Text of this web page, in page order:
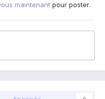
maintenant pour poster.